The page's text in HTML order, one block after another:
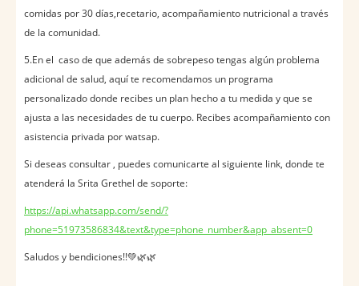
comidas por 30 días,recetario, acompañamiento nutricional a través
de la comunidad.
5.En el caso de que además de sobrepeso tengas algún problema
adicional de salud, aquí te recomendamos un programa
personalizado donde recibes un plan hecho a tu medida y que se
ajusta a las necesidades de tu cuerpo. Recibes acompañamiento con
asistencia privada por watsap.
Si deseas consultar , puedes comunicarte al siguiente link, donde te
atenderá la Srita Grethel de soporte:
https://api.whatsapp.com/send/?
phone=51973586834&text&type=phone_number&app_absent=0
Saludos y bendiciones!!💚🌿🌿